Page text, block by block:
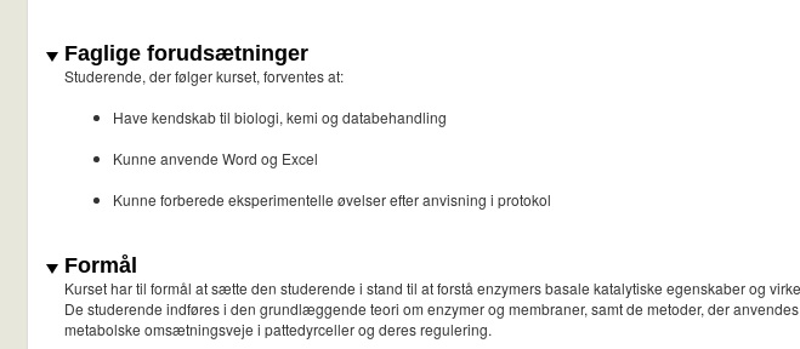
Faglige forudsætninger
Studerende, der følger kurset, forventes at:
Have kendskab til biologi, kemi og databehandling
Kunne anvende Word og Excel
Kunne forberede eksperimentelle øvelser efter anvisning i protokol
Formål
Kurset har til formål at sætte den studerende i stand til at forstå enzymers basale katalytiske egenskaber og
De studerende indføres i den grundlæggende teori om enzymer og membraner, samt de metoder, der
metabolske omsætningsveje i pattedyrceller og deres regulering.